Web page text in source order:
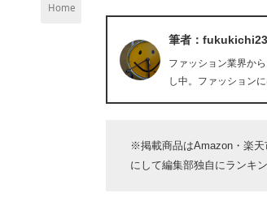
Home
筆者：fukukichi23
ファッション業界か
し中。ファッション
※掲載商品はAmazon・楽天
にして編集部独自にランキ